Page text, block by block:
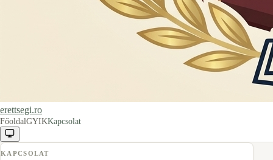
erettsegi.ro
FőoldalGYIKKapcsolat
KAPCSOLAT